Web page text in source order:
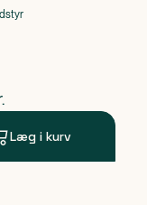
pris
Læg i kurv